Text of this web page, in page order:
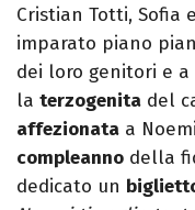
Cristian Totti, Sofia
imparato piano
dei loro genitori e
la terzogenita del
affezionata a
compleanno della
dedicato un